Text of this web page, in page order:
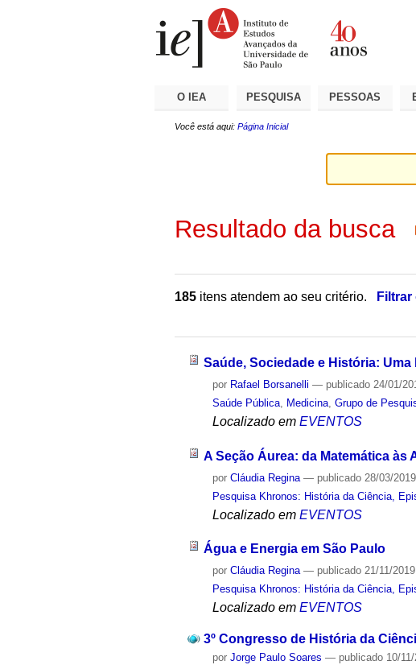
O IEA PESQUISA PESSOAS
Você está aqui: Página Inicial
Resultado da busca
185 itens atendem ao seu critério.
Saúde, Sociedade e História:
por Rafael Borsanelli — publicado 24/01/
Saúde Pública
Medicina ,Grupo de
Localizado em EVENTOS
A Seção Áurea: da Matemática às
porCláudia Regina — publicado 28/03/
Pesquisa Khronos: História da Ciência,
Localizado em EVENTOS
Água e Energia em São Paulo
porCláudia Regina — publicado 21/11/
Pesquisa Khronos: História da Ciência,
Localizado em EVENTOS
3º Congresso de História da
porJorge Paulo Soares — publicado 10/